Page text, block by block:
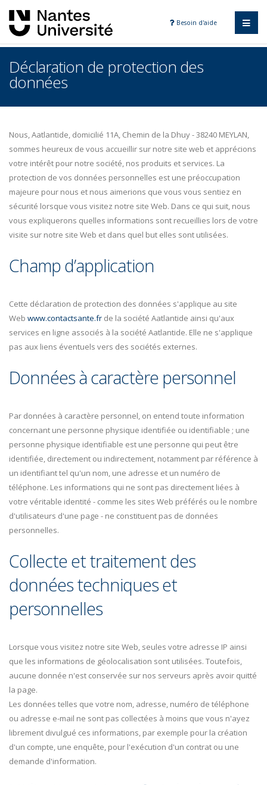
Besoin d'aide
Déclaration de protection des
données
Nous, Aatlantide, domicilié 11A, Chemin de la Dhuy - 38240 MEYLAN,
sommes heureux de vous accueillir sur notre site web et apprécions
votre intérêt pour notre société, nos produits et services. La
protection de vos données personnelles est une préoccupation
majeure pour nous et nous aimerions que vous vous sentiez en
sécurité lorsque vous visitez notre site Web. Dans ce qui suit, nous
vous expliquerons quelles informations sont recueillies lors de votre
visite sur notre site Web et dans quel but elles sont utilisées.
Champ d’application
Cette déclaration de protection des données s'applique au site
Web www.contactsante.fr de la société Aatlantide ainsi qu'aux
services en ligne associés à la société Aatlantide. Elle ne s'applique
pas aux liens éventuels vers des sociétés externes.
Données à caractère personnel
Par données à caractère personnel, on entend toute information
concernant une personne physique identifiée ou identifiable ; une
personne physique identifiable est une personne qui peut être
identifiée, directement ou indirectement, notamment par référence à
un identifiant tel qu'un nom, une adresse et un numéro de
téléphone. Les informations qui ne sont pas directement liées à
votre véritable identité - comme les sites Web préférés ou le nombre
d'utilisateurs d'une page - ne constituent pas de données
personnelles.
Collecte et traitement des
données techniques et
personnelles
Lorsque vous visitez notre site Web, seules votre adresse IP ainsi
que les informations de géolocalisation sont utilisées. Toutefois,
aucune donnée n'est conservée sur nos serveurs après avoir quitté
la page.
Les données telles que votre nom, adresse, numéro de téléphone
ou adresse e-mail ne sont pas collectées à moins que vous n'ayez
librement divulgué ces informations, par exemple pour la création
d'un compte, une enquête, pour l'exécution d'un contrat ou une
demande d'information.